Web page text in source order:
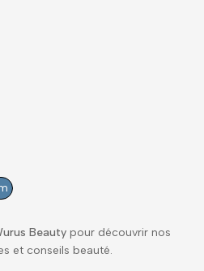
Beautypour découvrir nos
et conseils beauté.